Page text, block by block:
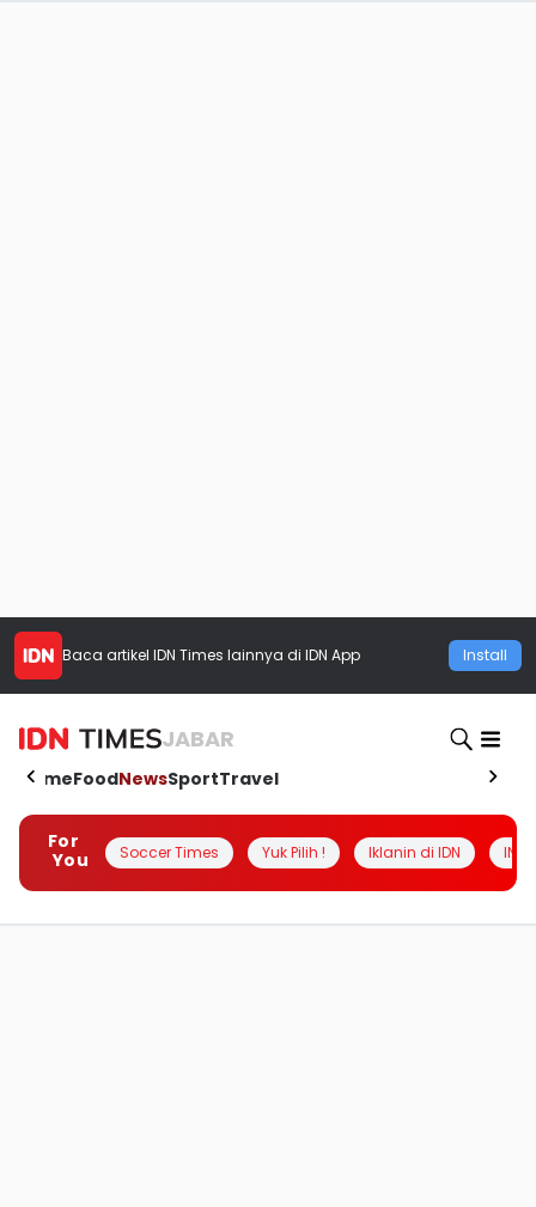
Baca artikel IDN Times lainnya di IDN App Install
JABAR
HomeFoodNewsSportTravel
For
You
Soccer Times Yuk Pilih ! Iklanin di IDN